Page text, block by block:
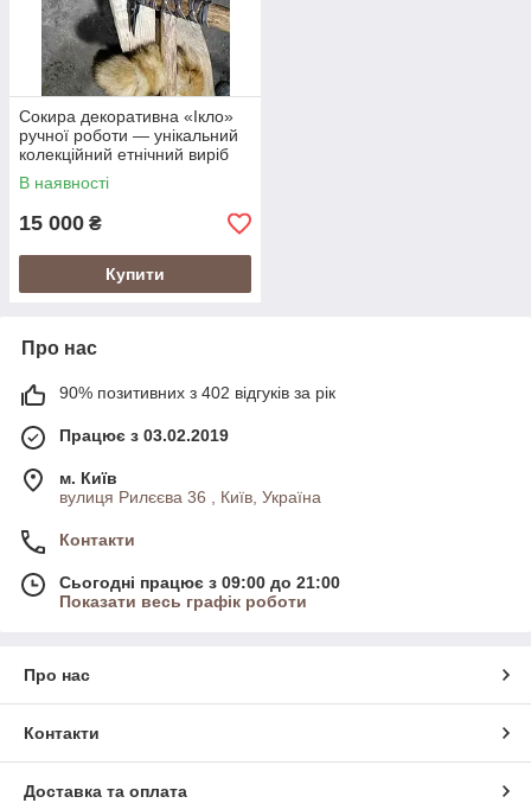
Сокира декоративна «Ікло»
ручної роботи — унікальний
колекційний етнічний виріб
В наявності
15 000 ₴
Купити
Про нас
90% позитивних з 402 відгуків за рік
Працює з 03.02.2019
м. Київ
вулиця Рилєєва 36 , Київ, Україна
Контакти
Сьогодні працює з 09:00 до 21:00
Показати весь графік роботи
Про нас
Контакти
Доставка та оплата